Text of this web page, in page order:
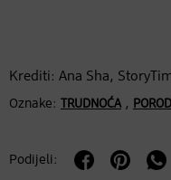
Krediti: Ana Sha,
Oznake: TRUDNOĆA, POROD
Podijeli: